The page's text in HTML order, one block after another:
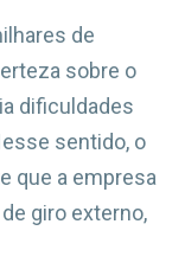
de
sobre o
dificuldades
sentido, o
que a empresa
giro externo,